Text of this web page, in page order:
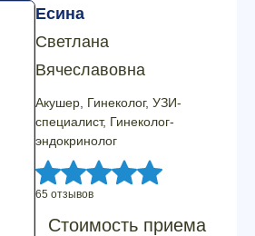
Есина
Светлана
Вячеславовна
Акушер, Гинеколог, УЗИ-
специалист, Гинеколог-
эндокринолог
65 отзывов
Стоимость приема